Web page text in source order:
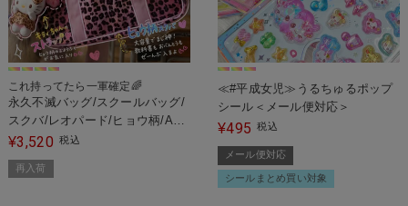
これ持ってたら一軍確定🌈
永久不滅バッグ/スクールバッグ/
スクバ/レオパード/ヒョウ柄/A4
サイズ収納可
¥3,520 税込
再入荷
≪#平成女児≫うるちゅるポップ
シール＜メール便対応＞
¥495 税込
メール便対応
シールまとめ買い対象